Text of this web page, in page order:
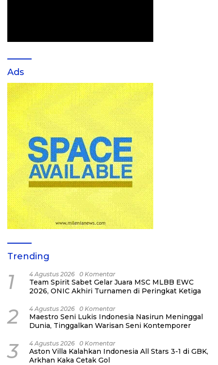
Ads
Trending
1 4 Agustus 2026 0 Komentar
Team Spirit Sabet Gelar Juara MSC MLBB EWC
2026, ONIC Akhiri Turnamen di Peringkat Ketiga
2 4 Agustus 2026 0 Komentar
Maestro Seni Lukis Indonesia Nasirun Meninggal
Dunia, Tinggalkan Warisan Seni Kontemporer
3 4 Agustus 2026 0 Komentar
Aston Villa Kalahkan Indonesia All Stars 3-1 di GBK,
Arkhan Kaka Cetak Gol